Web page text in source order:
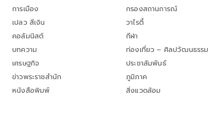
การเมือง
เปลว สีเงิน
คอลัมนิสต์
บทความ
เศรษฐกิจ
ข่าวพระราชสำนัก
หนังสือพิมพ์
กรองสถานการณ์
วาไรตี้
กีฬา
ท่องเที่ยว – ศิลปวัฒนธรรม
ประชาสัมพันธ์
ภูมิภาค
สิ่งแวดล้อม